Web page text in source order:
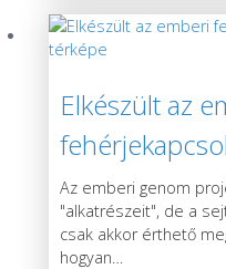
Elkészült az
térképe
Az emberi genom
"alkatrészeit", de a
csak akkor érthető
hogyan…